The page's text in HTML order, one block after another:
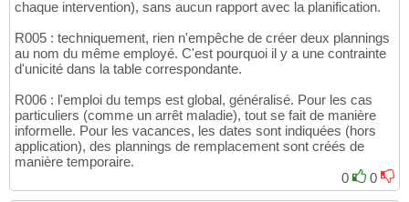
chaque intervention), sans aucun rapport avec la planification.
R005 : techniquement, rien n'empêche de créer deux plannings
au nom du même employé. C'est pourquoi il y a une contrainte
d'unicité dans la table correspondante.
R006 : l'emploi du temps est global, généralisé. Pour les cas
particuliers (comme un arrêt maladie), tout se fait de manière
informelle. Pour les vacances, les dates sont indiquées (hors
application), des plannings de remplacement sont créés de
manière temporaire.
0
0